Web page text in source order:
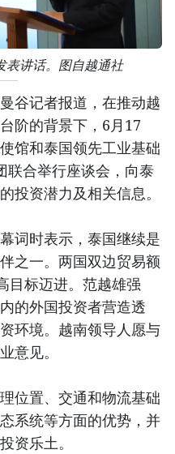
表讲话。图自越通社
谷记者报道，在推动越
阶的背景下，6月17
馆和泰国领先工业基础
合举行座谈会，向泰
投资潜力及相关信息。
词时表示，泰国继续是
之一。两国双边贸易额
目标迈进。范越雄强
的外国投资者营造透
环境。越南领导人愿与
意见。
位置、交通和物流基础
系统等方面的优势，并
资乐土。